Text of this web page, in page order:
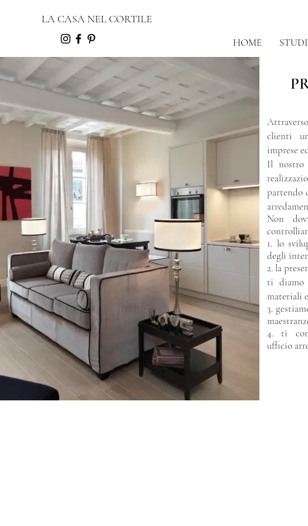
LA CASA NEL CORTILE
HOME
clienti
imprese
Il nostro
partendo
Non
1. lo
degli
2. la
ti diamo
materiali
3.
4. ti
ufficio